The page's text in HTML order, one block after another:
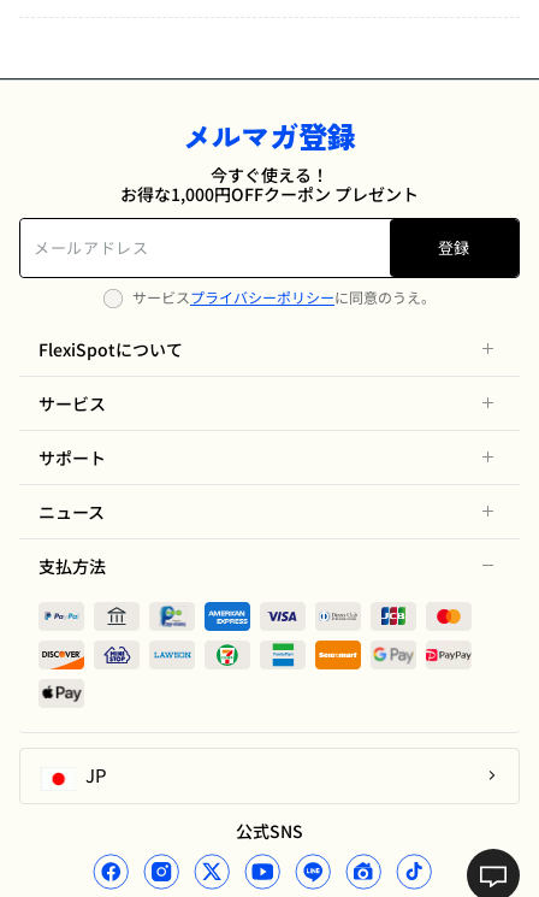
メルマガ登録
今すぐ使える！
お得な1,000円OFFクーポン プレゼント
登録
サービスプライバシーポリシーに同意のうえ。
FlexiSpotについて
サービス
サポート
ニュース
支払方法
JP
公式SNS